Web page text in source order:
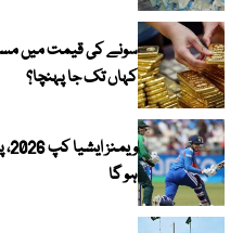
سونے کی قیمت میں
کہاں تک جا پہنچا؟
ہو گا